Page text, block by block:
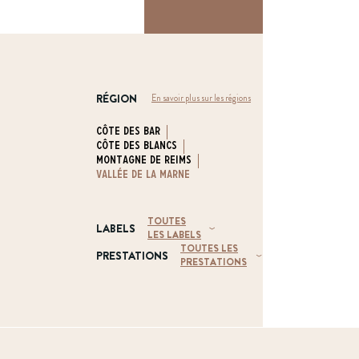
RÉGION En savoir plus sur les régions
Côte des Bar
Côte des Blancs
Montagne de Reims
Vallée de la Marne
LABELS
TOUTES
LES LABELS
Haute Valeur
Durable en
PRESTATIONS
TOUTES LES
PRESTATIONS
Visites